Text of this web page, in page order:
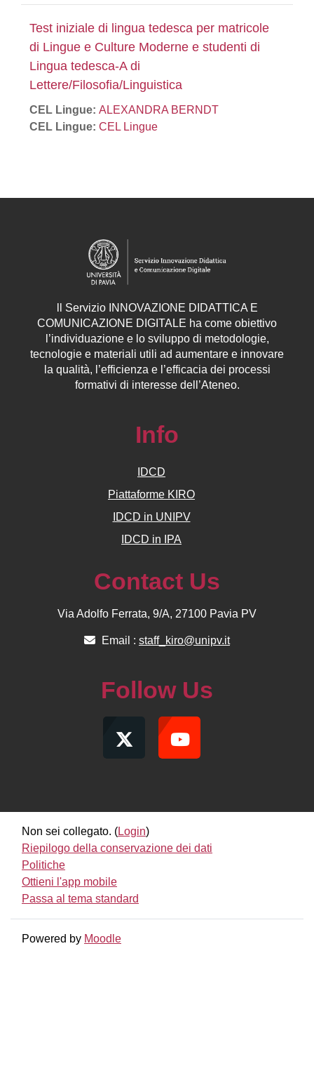
Test iniziale di lingua tedesca per matricole
di Lingue e Culture Moderne e studenti di
Lingua tedesca-A di
Lettere/Filosofia/Linguistica
CEL Lingue: ALEXANDRA BERNDT
CEL Lingue: CEL Lingue
Servizio INNOVAZIONE DIDATTICA E
COMUNICAZIONE DIGITALE ha come obiettivo
l’individuazione e lo sviluppo di metodologie,
tecnologie e materiali utili ad aumentare e innovare
la qualità, l’efficienza e l’efficacia dei processi
formativi di interesse dell’Ateneo.
Info
IDCD
Piattaforme KIRO
IDCD in UNIPV
IDCD in IPA
Contact Us
Via Adolfo Ferrata, 9/A, 27100 Pavia PV
Email : staff_kiro@unipv.it
Follow Us
Non sei collegato. (Login)
Riepilogo della conservazione dei dati
Politiche
Ottieni l'app mobile
Passa al tema standard
Powered by Moodle